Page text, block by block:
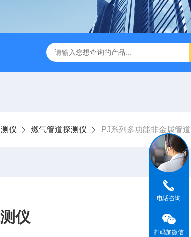
行业无人机规格参数 Mavic 3T大疆热红外相
仪 燃气管道探测仪 PJ系列多功能非金属管
仪
电话咨询
扫码加微信